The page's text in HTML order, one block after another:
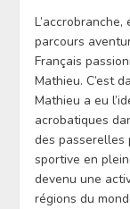
parcours
Français
Mathieu. C’est
Mathieu a eu
acrobatiques
des passerelles
sportive en
devenu une
régions du